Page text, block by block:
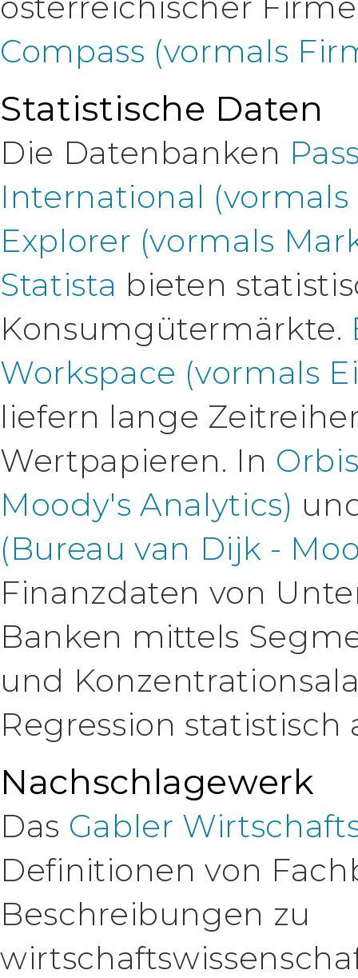
Compass (vormals
Statistische Daten
Die Datenbanken
International (vormals
Explorer (vormals
Statista bieten
Konsumgütermärkte.
Workspace (vormals
liefern lange
Wertpapieren. In
Moody's Analytics)
(Bureau van Dijk -
Finanzdaten von
Banken mittels
und
Regression
Nachschlagewerk
Das Gabler
Definitionen von
Beschreibungen zu